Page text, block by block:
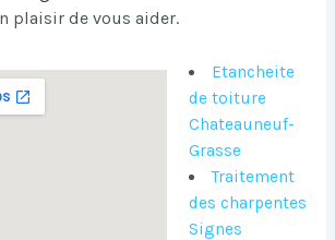
plaisir de vous aider.
Etancheite
de toiture
Chateauneuf-
Grasse
Traitement
des charpentes
Signes